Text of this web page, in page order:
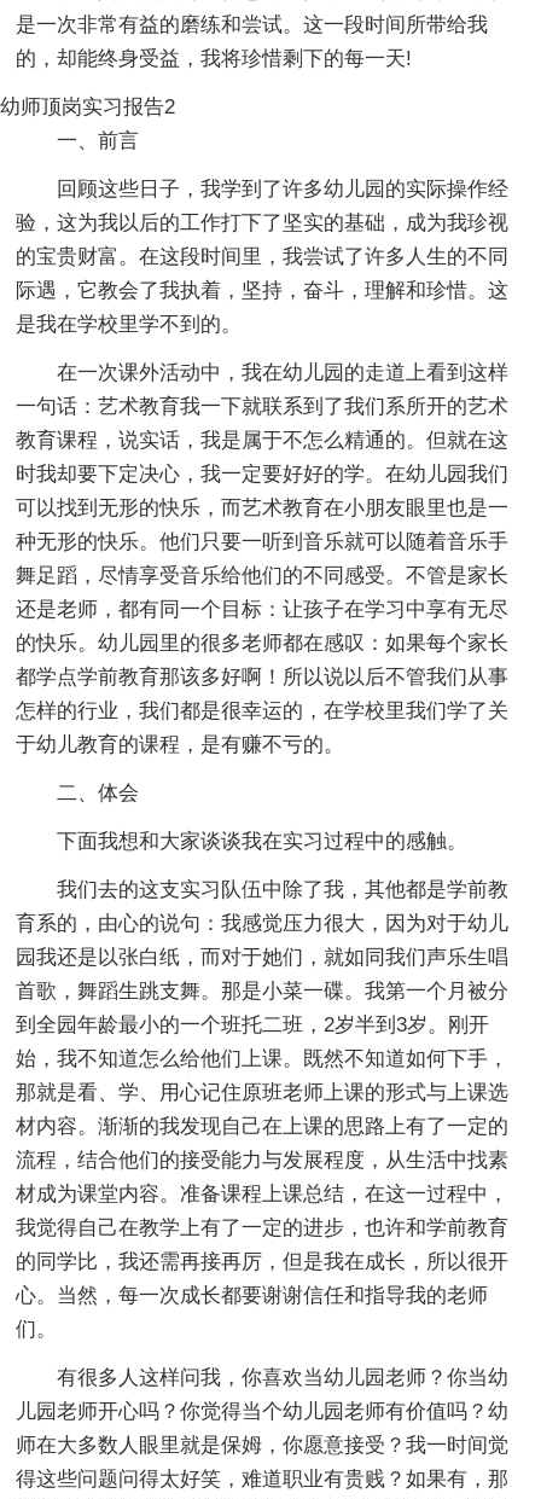
是一次非常有益的磨练和尝试。这一段时间所带给我
的，却能终身受益，我将珍惜剩下的每一天!
幼师顶岗实习报告2
一、前言
回顾这些日子，我学到了许多幼儿园的实际操作经
验，这为我以后的工作打下了坚实的基础，成为我珍视
的宝贵财富。在这段时间里，我尝试了许多人生的不同
际遇，它教会了我执着，坚持，奋斗，理解和珍惜。这
是我在学校里学不到的。
在一次课外活动中，我在幼儿园的走道上看到这样
一句话：艺术教育我一下就联系到了我们系所开的艺术
教育课程，说实话，我是属于不怎么精通的。但就在这
时我却要下定决心，我一定要好好的学。在幼儿园我们
可以找到无形的快乐，而艺术教育在小朋友眼里也是一
种无形的快乐。他们只要一听到音乐就可以随着音乐手
舞足蹈，尽情享受音乐给他们的不同感受。不管是家长
还是老师，都有同一个目标：让孩子在学习中享有无尽
的快乐。幼儿园里的很多老师都在感叹：如果每个家长
都学点学前教育那该多好啊！所以说以后不管我们从事
怎样的行业，我们都是很幸运的，在学校里我们学了关
于幼儿教育的课程，是有赚不亏的。
二、体会
下面我想和大家谈谈我在实习过程中的感触。
我们去的这支实习队伍中除了我，其他都是学前教
育系的，由心的说句：我感觉压力很大，因为对于幼儿
园我还是以张白纸，而对于她们，就如同我们声乐生唱
首歌，舞蹈生跳支舞。那是小菜一碟。我第一个月被分
到全园年龄最小的一个班托二班，2岁半到3岁。刚开
始，我不知道怎么给他们上课。既然不知道如何下手，
那就是看、学、用心记住原班老师上课的形式与上课选
材内容。渐渐的我发现自己在上课的思路上有了一定的
流程，结合他们的接受能力与发展程度，从生活中找素
材成为课堂内容。准备课程上课总结，在这一过程中，
我觉得自己在教学上有了一定的进步，也许和学前教育
的同学比，我还需再接再厉，但是我在成长，所以很开
心。当然，每一次成长都要谢谢信任和指导我的老师
们。
有很多人这样问我，你喜欢当幼儿园老师？你当幼
儿园老师开心吗？你觉得当个幼儿园老师有价值吗？幼
师在大多数人眼里就是保姆，你愿意接受？我一时间觉
得这些问题问得太好笑，难道职业有贵贱？如果有，那